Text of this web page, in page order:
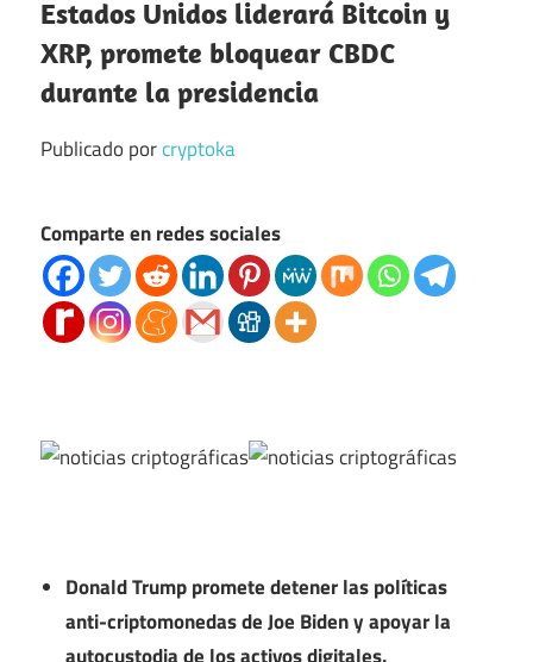
Estados Unidos liderará Bitcoin y
XRP, promete bloquear CBDC
durante la presidencia
Publicado porcryptoka
Comparte en redes sociales
Donald Trump promete detener las políticas
anti-criptomonedas de Joe Biden y apoyar la